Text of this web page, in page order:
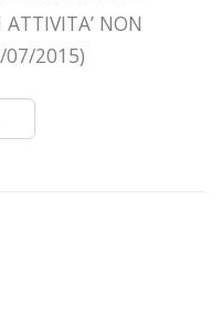
ATTIVITA’ NON
07/2015)